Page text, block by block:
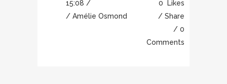
15:08 /
/ Amélie Osmond
0
Likes
Share
0
Comments